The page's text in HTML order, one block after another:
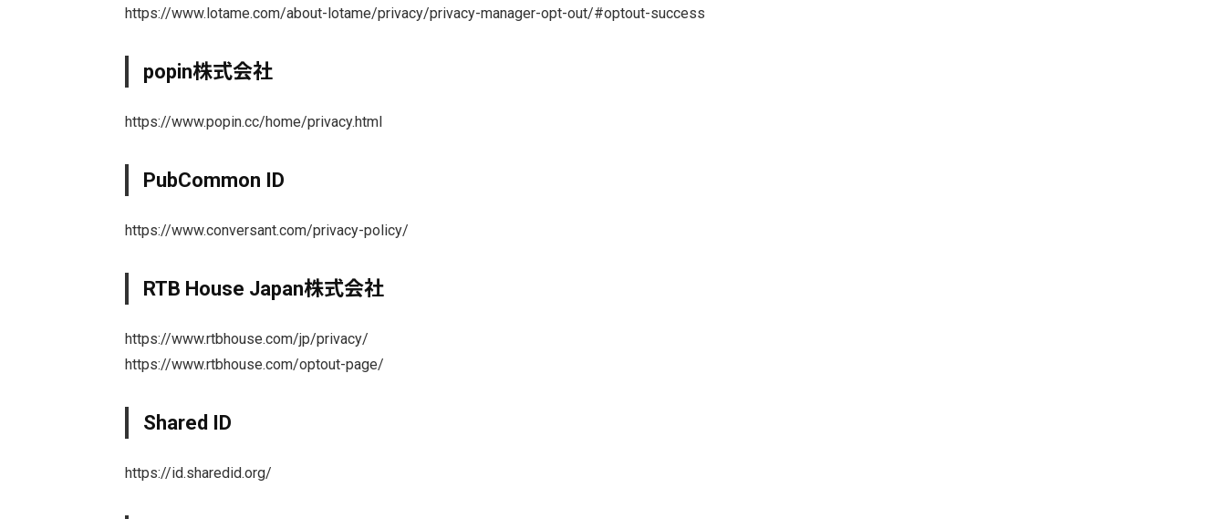
https://www.lotame.com/about-lotame/privacy/privacy-manager-opt-out/#optout-success
popin株式会社
https://www.popin.cc/home/privacy.html
PubCommon ID
https://www.conversant.com/privacy-policy/
RTB House Japan株式会社
https://www.rtbhouse.com/jp/privacy/
https://www.rtbhouse.com/optout-page/
Shared ID
https://id.sharedid.org/